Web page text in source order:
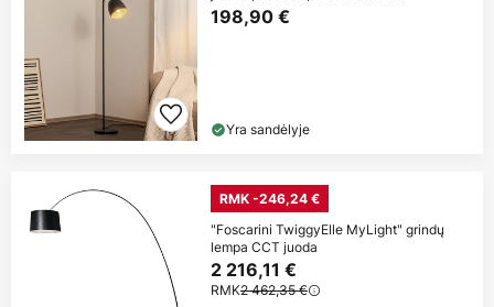
198,90 €
Yra sandėlyje
RMK -246,24 €
"Foscarini TwiggyElle MyLight" grindų
lempa CCT juoda
2 216,11 €
RMK2 462,35 €